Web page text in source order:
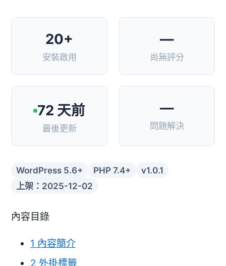
20+
安裝啟用
—
尚無評分
72 天前
最後更新
—
問題解決
WordPress 5.6+ PHP 7.4+
v1.0.1
上架：2025-12-02
內容目錄
1 內容簡介
2 外掛標籤